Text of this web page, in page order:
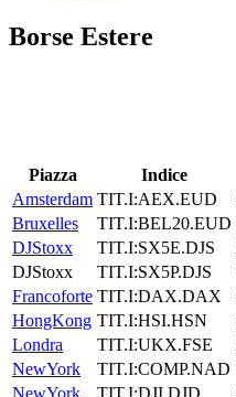
Borse Estere
Piazza Indice
Amsterdam TIT.I:AEX.EUD
Bruxelles
TIT.I:BEL20.EUD
DJStoxx
TIT.I:SX5E.DJS
DJStoxx
TIT.I:SX5P.DJS
Francoforte TIT.I:DAX.DAX
HongKong TIT.I:HSI.HSN
Londra
TIT.I:UKX.FSE
NewYork
TIT.I:COMP.NAD
NewYork
TIT.I:DJI.DJD